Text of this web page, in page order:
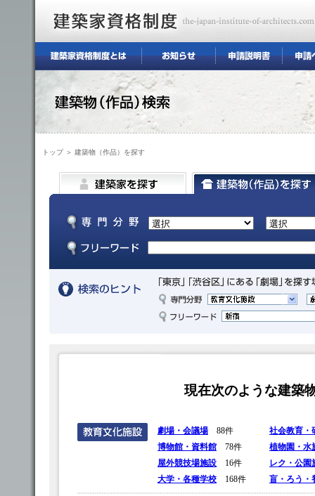
トップ＞ 建築物（作品）を探す
現在次のような建築
劇場・会議場 88件
社会教育・
博物館・資料館 78件
植物園・水
屋外競技場施設 16件
レク・公園
大学・各種学校 168件 盲・ろう・